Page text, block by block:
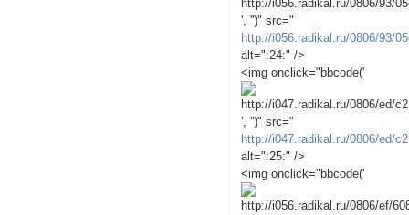
', '')" src="
http://i056.radikal.ru/0806/93/
alt=":24:" />
<img onclick="bbcode('
', '')" src="
http://i047.radikal.ru/0806/ed/
alt=":25:" />
<img onclick="bbcode('